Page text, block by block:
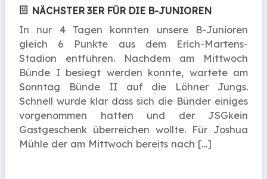
NÄCHSTER 3ER FÜR DIE B-JUNIOREN
In nur 4 Tagen konnten unsere B-Junioren
gleich 6 Punkte aus dem Erich-Martens-
Stadion entführen. Nachdem am Mittwoch
Bünde I besiegt werden konnte, wartete am
Sonntag Bünde II auf die Löhner Jungs.
Schnell wurde klar dass sich die Bünder einiges
vorgenommen hatten und der JSGkein
Gastgeschenk überreichen wollte. Für Joshua
Mühle der am Mittwoch bereits nach […]